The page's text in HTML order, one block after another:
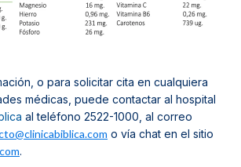
o para solicitar cita en cualquiera
médicas, puede contactar al hospital
al teléfono 2522-1000, al correo
o vía chat en el sitio
.